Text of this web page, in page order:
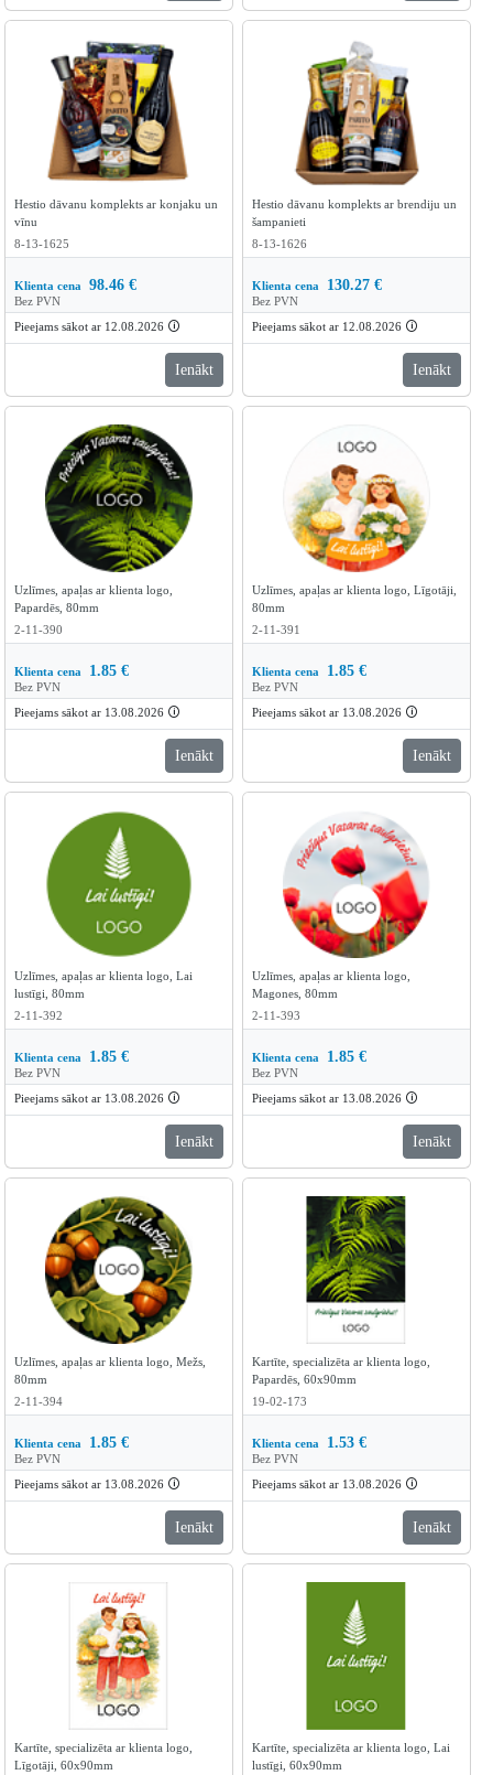
Hestio dāvanu komplekts ar konjaku un
vīnu
8-13-1625
Klienta cena 98.46 €
Bez PVN
Pieejams sākot ar 12.08.2026 🛈
Ienākt
Hestio dāvanu komplekts ar brendiju un
šampanieti
8-13-1626
Klienta cena 130.27 €
Bez PVN
Pieejams sākot ar 12.08.2026 🛈
Ienākt
Uzlīmes, apaļas ar klienta logo,
Papardēs, 80mm
2-11-390
Klienta cena 1.85 €
Bez PVN
Pieejams sākot ar 13.08.2026 🛈
Ienākt
Uzlīmes, apaļas ar klienta logo, Līgotāji,
80mm
2-11-391
Klienta cena 1.85 €
Bez PVN
Pieejams sākot ar 13.08.2026 🛈
Ienākt
Uzlīmes, apaļas ar klienta logo, Lai
lustīgi, 80mm
2-11-392
Klienta cena 1.85 €
Bez PVN
Pieejams sākot ar 13.08.2026 🛈
Ienākt
Uzlīmes, apaļas ar klienta logo,
Magones, 80mm
2-11-393
Klienta cena 1.85 €
Bez PVN
Pieejams sākot ar 13.08.2026 🛈
Ienākt
Uzlīmes, apaļas ar klienta logo, Mežs,
80mm
2-11-394
Klienta cena 1.85 €
Bez PVN
Pieejams sākot ar 13.08.2026 🛈
Ienākt
Kartīte, specializēta ar klienta logo,
Papardēs, 60x90mm
19-02-173
Klienta cena 1.53 €
Bez PVN
Pieejams sākot ar 13.08.2026 🛈
Ienākt
Kartīte, specializēta ar klienta logo,
Līgotāji, 60x90mm
Kartīte, specializēta ar klienta logo, Lai
lustīgi, 60x90mm